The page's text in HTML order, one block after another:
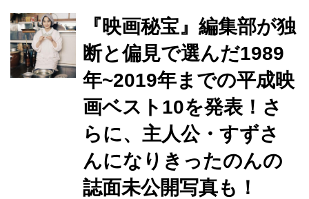
ことが、本日テアトル新宿にて行われ
たイベントで発表されました。併せて
特報第2弾が解禁。 また、応援チーム
参加者募集企画も発表され、大いに盛
り上がりを見せたイベントをご報告し
ます。 日付 3月29日（金）18:10～
18:40 ※イベント後に現行版『この世
界の片隅に』の上映 場所 テアトル新
宿（新宿区新宿3丁目14-2...
『映画秘宝』編集部が独
断と偏見で選んだ1989
年~2019年までの平成映
画ベスト10を発表！さ
らに、主人公・すずさ
んになりきったのんの
誌面未公開写真も！